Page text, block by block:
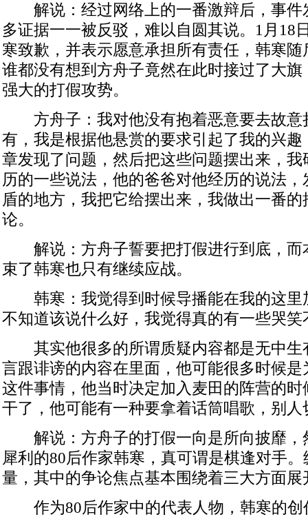
解说：经过网络上的一番激辩后，事件
多证据一一被反驳，难以自圆其说。1月18
寒致歉，并表示愿意承担所有责任，韩寒
谁都没有想到方舟子竟然在此时接过了大
强大的打假攻势。
方舟子：我对他没有抱着恶意要去故意
有，我是根据他悬赏的要求引起了我的兴
章发现了问题，然后把这些问题摆出来，
历的一些说法，他的爸爸对他经历的说法
盾的地方，我把它给摆出来，我做出一番
论。
解说：方舟子誓要把打假进行到底，而
束了韩寒也只有继续应战。
韩寒：我觉得到时候导播能在我的这里
不知道该说什么好，我觉得真的有一些哭笑
其实他很多的所谓质疑内容都是无中生
言跟诽谤的内容在里面，他可能很多时候
这件事情，他当时决定加入麦田的阵营的
干了，他可能有一种要拿着话筒唱歌，别
解说：方舟子的打假一向是所向披靡，
犀利的80后作家韩寒，真可谓是棋逢对手
量，其中的争论焦点基本围绕着三大方面展
作为80后作家中的代表人物，韩寒的创